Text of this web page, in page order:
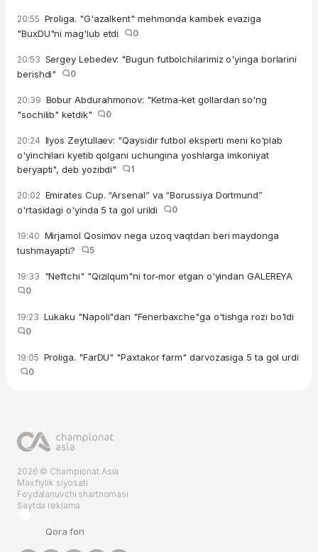
20:55 Proliga. "G'azalkent" mehmonda kambek evaziga
"BuxDU"ni mag'lub etdi
0
20:53 Sergey Lebedev: "Bugun futbolchilarimiz o'yinga borlarini
berishdi"
0
20:39 Bobur Abdurahmonov: "Ketma-ket gollardan so'ng
"sochilib" ketdik"
0
20:24 Ilyos Zeytullaev: "Qaysidir futbol eksperti meni ko'plab
o'yinchilari kyetib qolgani uchungina yoshlarga imkoniyat
beryapti", deb yozibdi"
1
20:02 Emirates Cup. “Arsenal” va “Borussiya Dortmund”
o'rtasidagi o'yinda 5 ta gol urildi
0
19:40 Mirjamol Qosimov nega uzoq vaqtdan beri maydonga
tushmayapti?
5
19:33 "Neftchi" "Qizilqum"ni tor-mor etgan o'yindan GALEREYA
0
19:23 Lukaku "Napoli"dan "Fenerbaxche"ga o'tishga rozi bo'ldi
0
19:05 Proliga. "FarDU" "Paxtakor farm" darvozasiga 5 ta gol urdi
0
2026 © Championat.Asia
Maxfiylik siyosati
Foydalanuvchi shartnomasi
Saytda reklama
Qora fon